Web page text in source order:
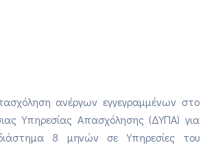
ανέργων εγγεγραμμένων στο
Υπηρεσίας Απασχόλησης (ΔΥΠΑ) για
διάστημα 8 μηνών σε Υπηρεσίες του